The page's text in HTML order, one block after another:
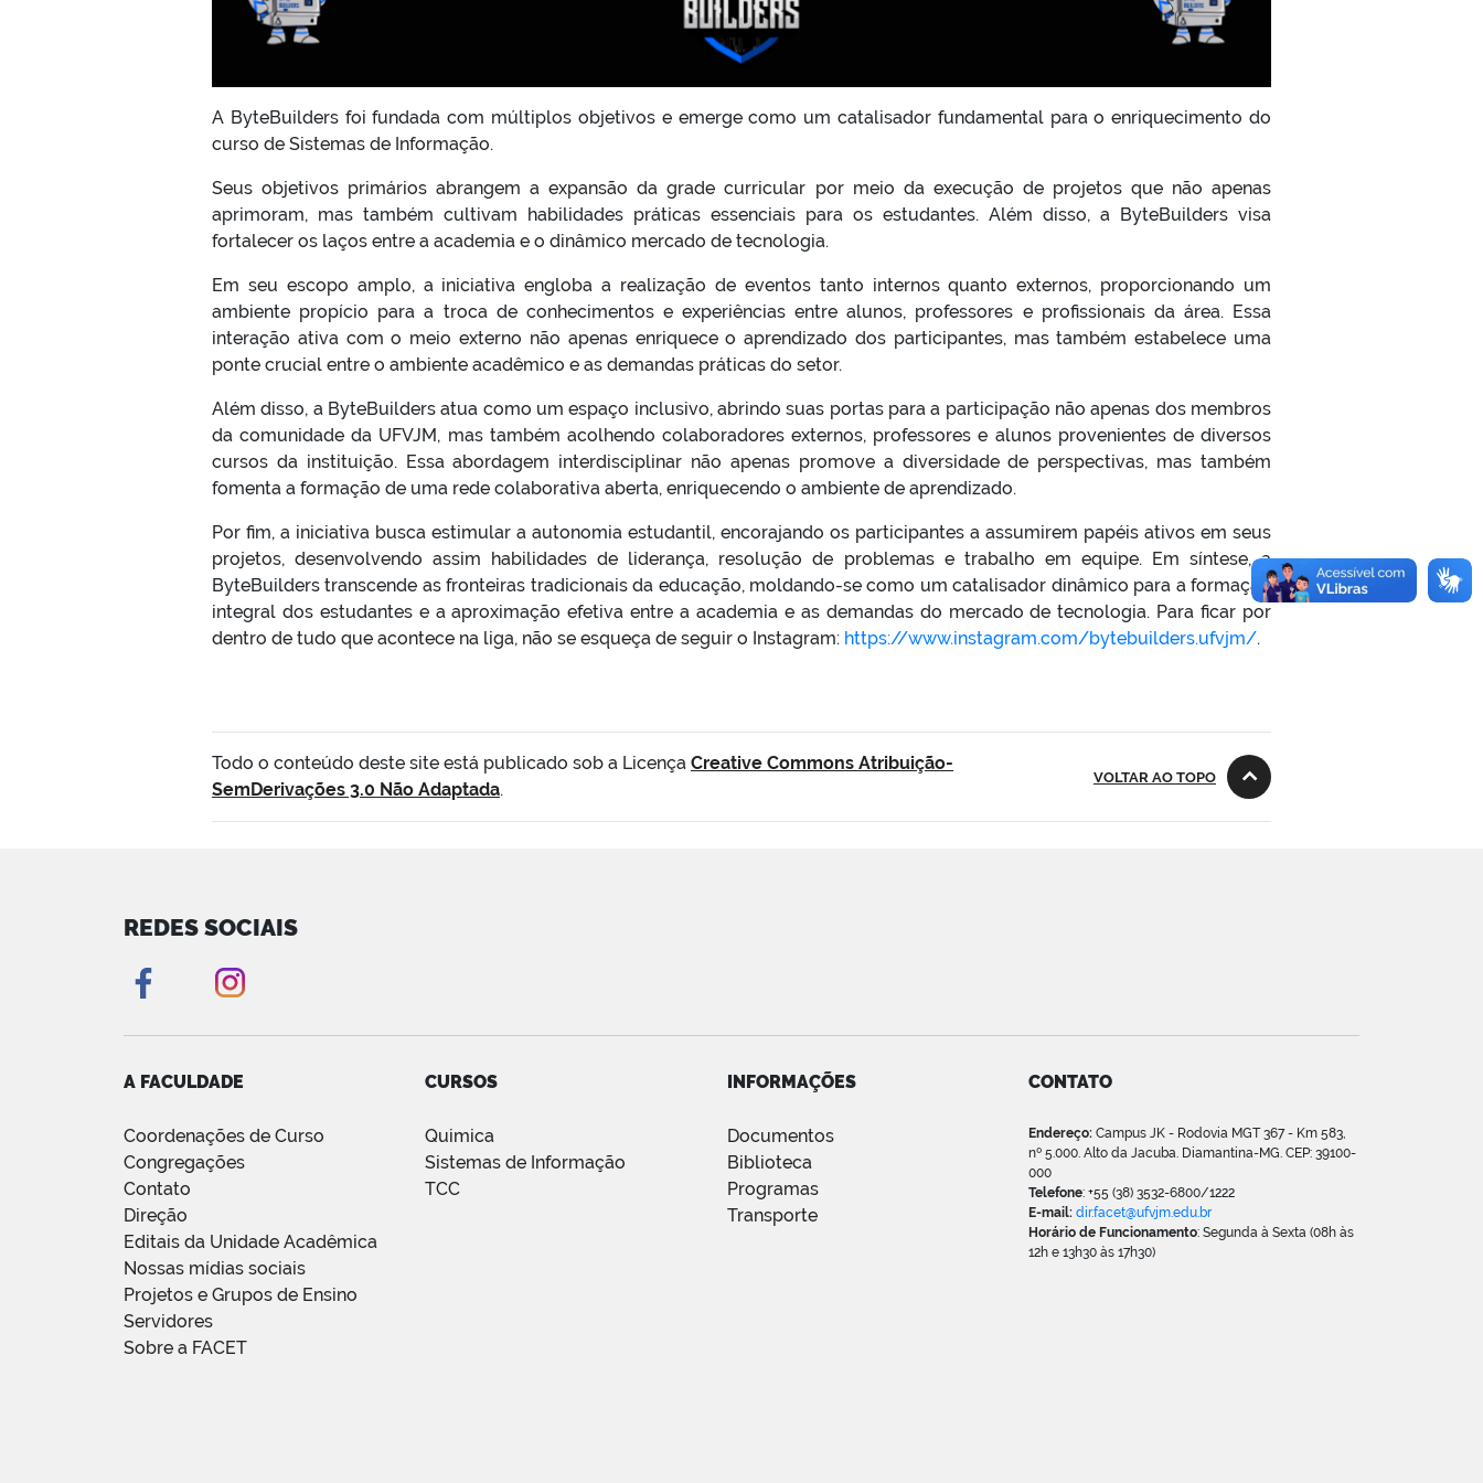
A ByteBuilders foi fundada com múltiplos objetivos e emerge como um catalisador fundamental para o enriquecimento do
curso de Sistemas de Informação.
Seus objetivos primários abrangem a expansão da grade curricular por meio da execução de projetos que não apenas
aprimoram, mas também cultivam habilidades práticas essenciais para os estudantes. Além disso, a ByteBuilders visa
fortalecer os laços entre a academia e o dinâmico mercado de tecnologia.
Em seu escopo amplo, a iniciativa engloba a realização de eventos tanto internos quanto externos, proporcionando um
ambiente propício para a troca de conhecimentos e experiências entre alunos, professores e profissionais da área. Essa
interação ativa com o meio externo não apenas enriquece o aprendizado dos participantes, mas também estabelece uma
ponte crucial entre o ambiente acadêmico e as demandas práticas do setor.
Além disso, a ByteBuilders atua como um espaço inclusivo, abrindo suas portas para a participação não apenas dos membros
da comunidade da UFVJM, mas também acolhendo colaboradores externos, professores e alunos provenientes de diversos
cursos da instituição. Essa abordagem interdisciplinar não apenas promove a diversidade de perspectivas, mas também
fomenta a formação de uma rede colaborativa aberta, enriquecendo o ambiente de aprendizado.
Por fim, a iniciativa busca estimular a autonomia estudantil, encorajando os participantes a assumirem papéis ativos em seus
projetos, desenvolvendo assim habilidades de liderança, resolução de problemas e trabalho em equipe. Em síntese, a
ByteBuilders transcende as fronteiras tradicionais da educação, moldando-se como um catalisador dinâmico para a formação
integral dos estudantes e a aproximação efetiva entre a academia e as demandas do mercado de tecnologia. Para ficar por
dentro de tudo que acontece na liga, não se esqueça de seguir o Instagram: https://www.instagram.com/bytebuilders.ufvjm/.
Todo o conteúdo deste site está publicado sob a Licença Creative Commons Atribuição-
SemDerivações 3.0 Não Adaptada.
VOLTAR AO TOPO
REDES SOCIAIS
A FACULDADE
Coordenações de Curso
Congregações
Contato
Direção
Editais da Unidade Acadêmica
Nossas mídias sociais
Projetos e Grupos de Ensino
Servidores
Sobre a FACET
CURSOS
Quimica
Sistemas de Informação
TCC
INFORMAÇÕES
Documentos
Biblioteca
Programas
Transporte
CONTATO
Endereço:Campus JK - Rodovia MGT 367 - Km 583,
nº 5.000. Alto da Jacuba. Diamantina-MG. CEP: 39100-
000
Telefone: +55 (38) 3532-6800/1222
E-mail: dir.facet@ufvjm.edu.br
Horário de Funcionamento: Segunda à Sexta (08h às
12h e 13h30 às 17h30)